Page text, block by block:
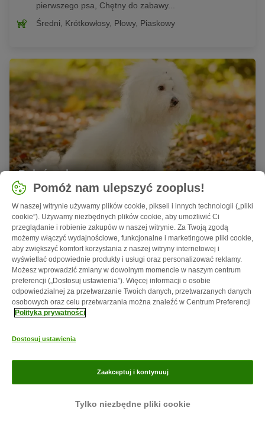
pierwszego psa, Chętny do zabawy...
Średni, Krótkowłosy, Płowy, Piaskowy
Bolończyk
Przyjazny dla dzieci, Może żyć w mieszkaniu, Nadaje się
na pierwszego psa, Pies rodzinny...
Bardzo mały, Długowłosy, Biały
Border collie
Inteligentny, Aktywny, Łatwy w wychowaniu, Przyjazny
Pomóż nam ulepszyć zooplus!
W naszej witrynie używamy plików cookie, pikseli i innych technologii („pliki
cookie”). Używamy niezbędnych plików cookie, aby umożliwić Ci
przeglądanie i robienie zakupów w naszej witrynie. Za Twoją zgodą
możemy włączyć wydajnościowe, funkcjonalne i marketingowe pliki cookie,
aby zwiększyć komfort korzystania z naszej witryny internetowej i
wyświetlać odpowiednie produkty i usługi oraz personalizować reklamy.
Możesz wprowadzić zmiany w dowolnym momencie w naszym centrum
preferencji („Dostosuj ustawienia”). Więcej informacji o osobie
odpowiedzialnej za przetwarzanie Twoich danych, przetwarzanych danych
osobowych oraz celu przetwarzania można znaleźć w Centrum Preferencji
Polityka prywatności
Dostosuj ustawienia
Tylko niezbędne pliki cookie
Zaakceptuj i kontynuuj